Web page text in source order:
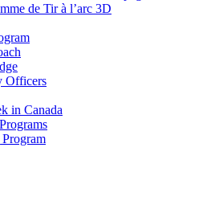
de Tir à l’arc 3D
Officers
in Canada